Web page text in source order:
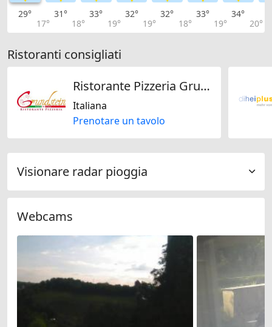
29°
17°
31°
18°
33°
19°
32°
19°
32°
18°
33°
19°
34°
20°
Ristoranti consigliati
Ristorante Pizzeria Grundstein
Italiana
Prenotare un tavolo
Visionare radar pioggia
Webcams